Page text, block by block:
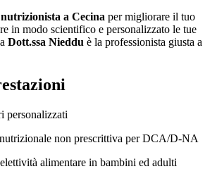
nutrizionista a Cecina per migliorare il tuo
in modo scientifico e personalizzato le tue
Dott.ssa Nieddu è la professionista giusta a
personalizzati
non prescrittiva per DCA/D-NA
alimentare in bambini ed adulti